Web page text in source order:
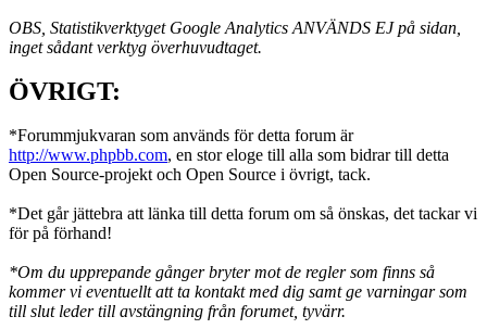
OBS, Statistikverktyget Google Analytics ANVÄNDS EJ på sidan,
inget sådant verktyg överhuvudtaget.
ÖVRIGT:
*Forummjukvaran som används för detta forum är
http://www.phpbb.com, en stor eloge till alla som bidrar till detta
Open Source-projekt och Open Source i övrigt, tack.
*Det går jättebra att länka till detta forum om så önskas, det tackar vi
för på förhand!
*Om du upprepande gånger bryter mot de regler som finns så
kommer vi eventuellt att ta kontakt med dig samt ge varningar som
till slut leder till avstängning från forumet, tyvärr.